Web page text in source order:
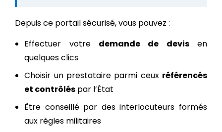
Depuis ce portail sécurisé, vous pouvez :
Effectuer votre demande de devisen
quelques clics
Choisir un prestataire parmi ceux référencés
et contrôlés par l’État
Être conseillé par des interlocuteurs formés
aux règles militaires